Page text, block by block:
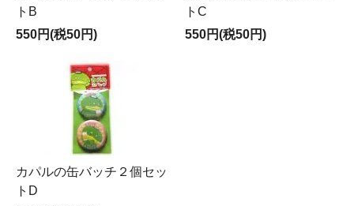
トB
550円(税50円)
トC
550円(税50円)
カパルの缶バッチ２個セッ
トD